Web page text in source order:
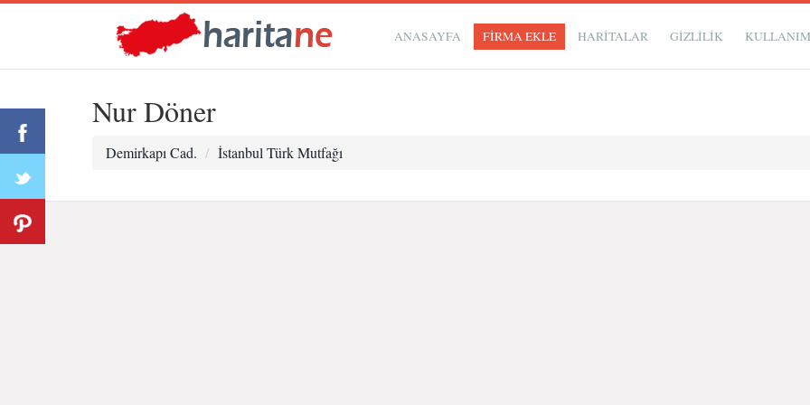
ANASAYFA FİRMA EKLE HARİTALAR GIZLILIK
Nur Döner
Demirkapı Cad. İstanbul Türk Mutfağı